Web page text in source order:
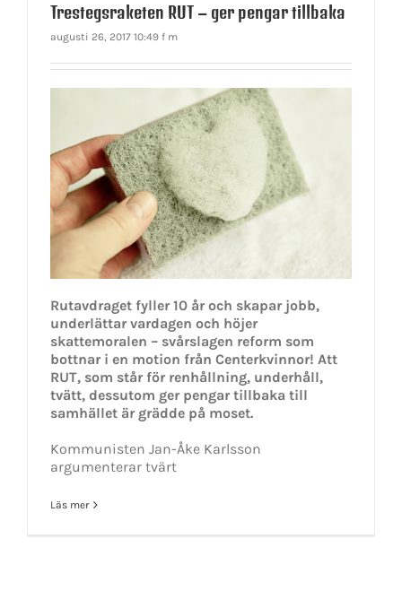
Trestegsraketen RUT – ger pengar tillbaka
augusti 26, 2017 10:49 f m
Rutavdraget fyller 10 år och skapar jobb,
underlättar vardagen och höjer
skattemoralen – svårslagen reform som
bottnar i en motion från Centerkvinnor! Att
RUT, som står för renhållning, underhåll,
tvätt, dessutom ger pengar tillbaka till
samhället är grädde på moset.
Kommunisten Jan-Åke Karlsson
argumenterar tvärt
Läs mer